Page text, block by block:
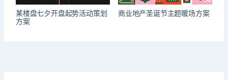
某楼盘七夕开盘起势活动策划
方案
商业地产圣诞节主题暖场方案